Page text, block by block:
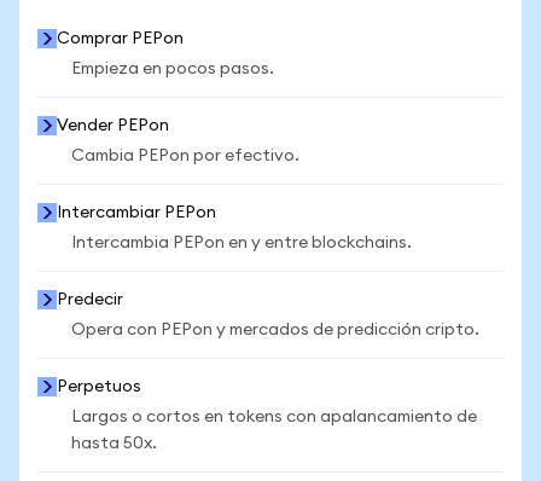
Comprar PEPon
Empieza en pocos pasos.
Vender PEPon
Cambia PEPon por efectivo.
Intercambiar PEPon
Intercambia PEPon en y entre blockchains.
Predecir
Opera con PEPon y mercados de predicción cripto.
Perpetuos
Largos o cortos en tokens con apalancamiento de
hasta 50x.